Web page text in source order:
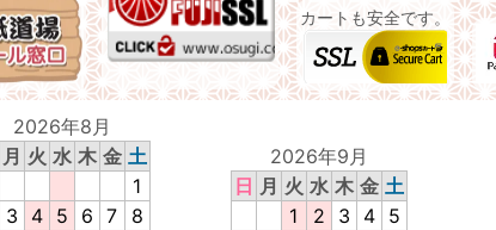
カートも安全です。
2026年8月
月 火 水 木 金 土
1
3 4 5 6 7
8
2026年9月
日 月 火 水 木 金 土
1
2 3 4
5